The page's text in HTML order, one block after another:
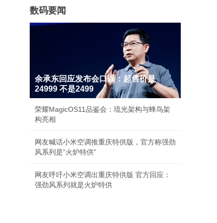
数码要闻
余承东回应发布会口误：起售价是
24999 不是2499
荣耀MagicOS11品鉴会：琉光架构与蜂鸟架
构亮相
网友喊话小米空调推重庆特供版，官方称强劲
风系列是“火炉特供”
网友呼吁小米空调出重庆特供版 官方回应：
强劲风系列就是火炉特供